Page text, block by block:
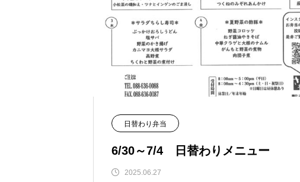
日替わり弁当
6/30～7/4 日替わりメニュー
2025.06.27